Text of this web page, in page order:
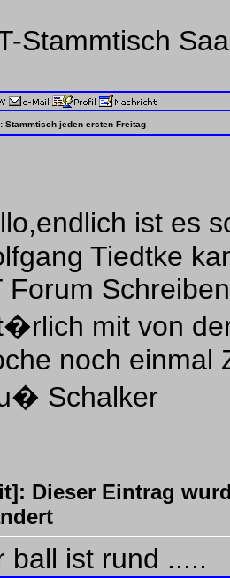
Stammtisch
Stammtisch jeden ersten Freitag
ist es
Tiedtke
Forum
mit von
noch einmal
Schalker
Dieser Eintrag
ball ist rund .....